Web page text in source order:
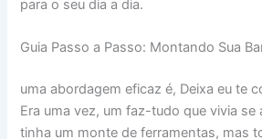
para o seu dia a dia.
Guia Passo a Passo: Montando Sua
uma abordagem eficaz é, Deixa eu te
Era uma vez, um faz-tudo que vivia se
tinha um monte de ferramentas, mas